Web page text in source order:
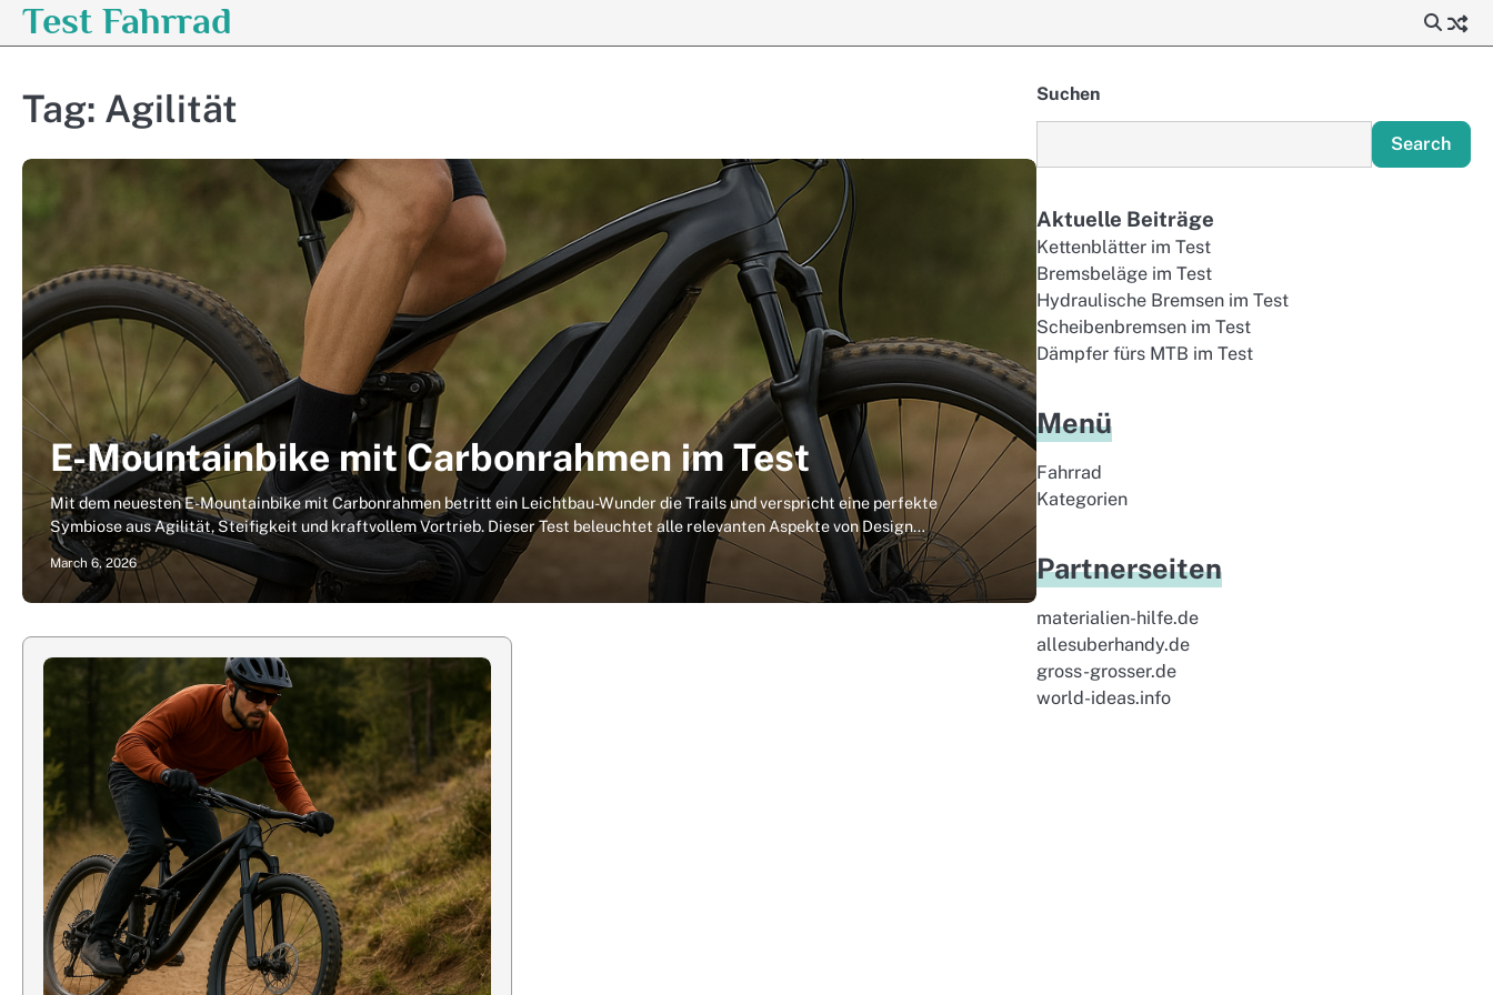
SkipTest Fahrrad
Tag: Agilität
E-Mountainbike mit Carbonrahmen im Test
Mit dem neuesten E-Mountainbike mit Carbonrahmen betritt ein Leichtbau-Wunder die Trails und verspricht eine perfekte
Symbiose aus Agilität, Steifigkeit und kraftvollem Vortrieb. Dieser Test beleuchtet alle relevanten Aspekte von Design…
March 6, 2026
Suchen
Search
Aktuelle Beiträge
Kettenblätter im Test
Bremsbeläge im Test
Hydraulische Bremsen im Test
Scheibenbremsen im Test
Dämpfer fürs MTB im Test
Menü
Fahrrad
Kategorien
Partnerseiten
materialien-hilfe.de
allesuberhandy.de
gross-grosser.de
world-ideas.info